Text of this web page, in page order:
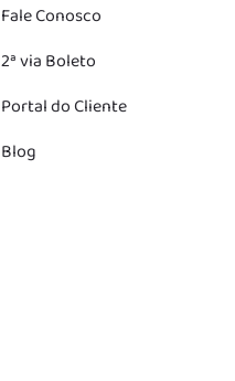
Fale Conosco
2ª via Boleto
Portal do Cliente
Blog